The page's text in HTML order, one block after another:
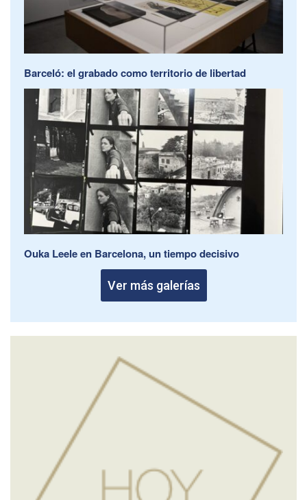
Barceló: el grabado como territorio de libertad
Ouka Leele en Barcelona, un tiempo decisivo
Ver más galerías